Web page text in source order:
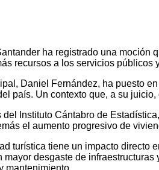
ha registrado una
recursos a los servicios públicos
Daniel Fernández, ha puesto
país. Un contexto que, a su
Instituto Cántabro de
el aumento progresivo de
turística tiene un impacto
desgaste de